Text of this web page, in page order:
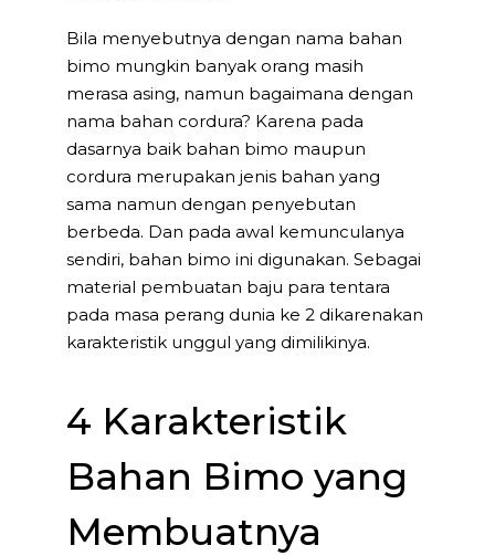
Bila menyebutnya dengan nama bahan
bimo mungkin banyak orang masih
merasa asing, namun bagaimana dengan
nama bahan cordura? Karena pada
dasarnya baik bahan bimo maupun
cordura merupakan jenis bahan yang
sama namun dengan penyebutan
berbeda. Dan pada awal kemunculanya
sendiri, bahan bimo ini digunakan. Sebagai
material pembuatan baju para tentara
pada masa perang dunia ke 2 dikarenakan
karakteristik unggul yang dimilikinya.
4 Karakteristik
Bahan Bimo yang
Membuatnya